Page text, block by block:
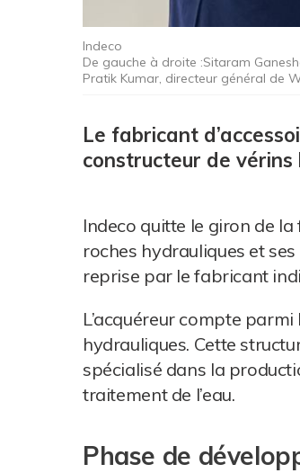
Indeco
De gauche à droite :Sitaram
Pratik Kumar, directeur général de
Le fabricant
constructeur de
Indeco quitte le giron de
roches hydrauliques et
reprise par le fabricant
L’acquéreur compte
hydrauliques. Cette
spécialisé dans la
traitement de l’eau.
Phase de